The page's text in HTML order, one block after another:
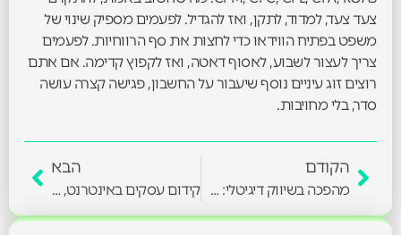
צעד צעד, למדוד, לתקן, ואז להגדיל. לפעמים מספיק שינוי של
משפט בפתיח הווידאו כדי לחצות את סף הרווחיות. לפעמים
צריך לעצור לשבוע, לאסוף דאטה, ואז לקפוץ קדימה. אם אתם
רוצים זוג עיניים נוסף שיעבור על החשבון, פגישה קצרה עושה
סדר, בלי מחויבות.
הקודם
מהפכה בשיווק דיגיטלי: אסטרטגיות חדשניות לעסקים קטנים ובינוניים בישראל
הבא
קידום עסקים באינטרנט, המדריך השימושי לבעלי עסקים בישראל